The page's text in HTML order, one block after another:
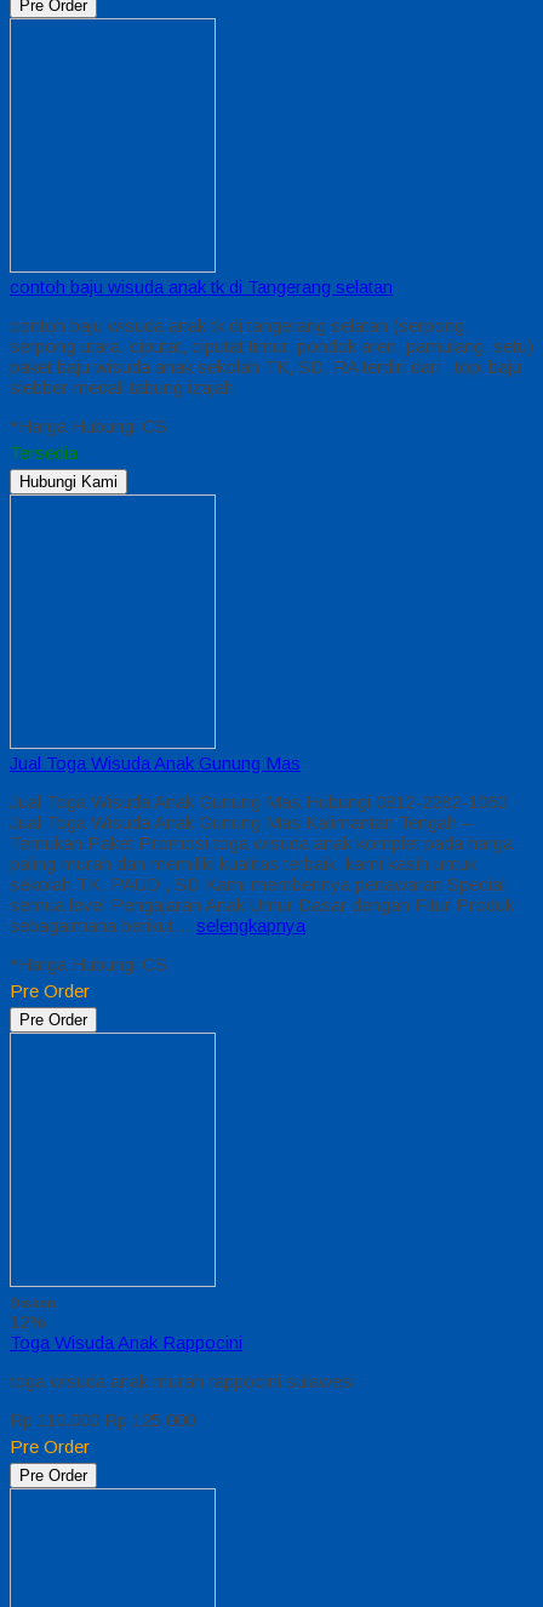
Pre Order
contoh baju wisuda anak tk di Tangerang selatan
contoh baju wisuda anak tk di tangerang selatan (serpong,
serpong utara, ciputat, ciputat timur, pondok aren, pamulang, setu)
paket baju wisuda anak sekolah TK, SD, RA terdiri dari : topi baju
slebber medali tabung izajah
*Harga Hubungi CS
Tersedia
Hubungi Kami
Jual Toga Wisuda Anak Gunung Mas
Jual Toga Wisuda Anak Gunung Mas Hubungi 0812-2282-1060
Jual Toga Wisuda Anak Gunung Mas Kalimantan Tengah –
Temukan Paket Promosi toga wisuda anak komplet pada harga
paling murah dan memiliki kualitas terbaik, kami kasih untuk
sekolah TK, PAUD , SD Kami memberinya penawaran Special
semua level Pengajaran Anak Umur Dasar dengan Fitur Produk
sebagaimana berikut… selengkapnya
*Harga Hubungi CS
Pre Order
Pre Order
Diskon
12%
Toga Wisuda Anak Rappocini
toga wisuda anak murah rappocini sulawesi
Rp 110.000 Rp 125.000
Pre Order
Pre Order